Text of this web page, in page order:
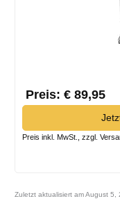
Preis: € 89,95
Preis inkl. MwSt., zzgl.
Zuletzt aktualisiert am August